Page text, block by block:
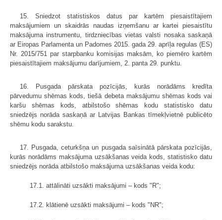
15. Sniedzot statistiskos datus par kartēm piesaistītajiem
maksājumiem un skaidrās naudas izņemšanu ar kartei piesaistītu
maksājuma instrumentu, tirdzniecības vietas valsti nosaka saskaņā
ar Eiropas Parlamenta un Padomes 2015. gada 29. aprīļa regulas (ES)
Nr. 2015/751 par starpbanku komisijas maksām, ko piemēro kartēm
piesaistītajiem maksājumu darījumiem, 2. panta 29. punktu.
16. Pusgada pārskata pozīcijās, kurās norādāms kredīta
pārvedumu shēmas kods, tiešā debeta maksājumu shēmas kods vai
karšu shēmas kods, atbilstošo shēmas kodu statistisko datu
sniedzējs norāda saskaņā ar Latvijas Bankas tīmekļvietnē publicēto
shēmu kodu sarakstu.
17. Pusgada, ceturkšņa un pusgada saīsinātā pārskata pozīcijās,
kurās norādāms maksājuma uzsākšanas veida kods, statistisko datu
sniedzējs norāda atbilstošo maksājuma uzsākšanas veida kodu:
17.1. attālināti uzsākti maksājumi – kods "R";
17.2. klātienē uzsākti maksājumi – kods "NR";